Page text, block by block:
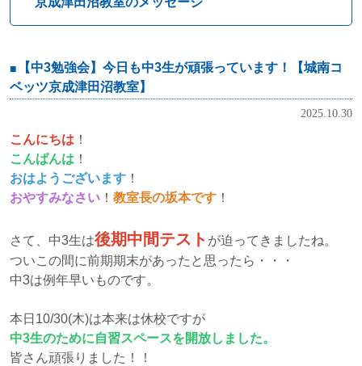
【中3勉強会】今日も中3生が頑張っています！【城南コ
ベッツ京成津田沼教室】
2025.10.30
こんにちは ！
こんばんは ！
おはようございます ！
おやすみなさい ！ 教室長の坂本です ！
さて、中3生は後期中間テスト が迫ってきましたね。
ついこの間に前期期末があったと思ったら・・・
中3は例年早いものです。
本日10/30(木)は本来は休校ですが
中3生のために自習スペースを開放しました。
皆さん頑張りました！！